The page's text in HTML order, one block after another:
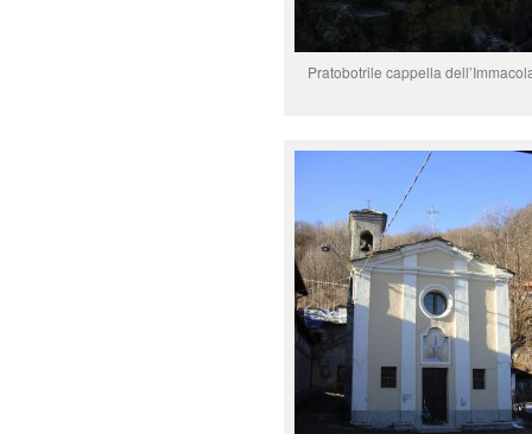
Pratobotrile cappella